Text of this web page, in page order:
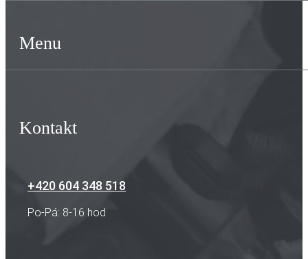
Menu
Kontakt
+420 604 348 518
Po-Pá: 8-16 hod